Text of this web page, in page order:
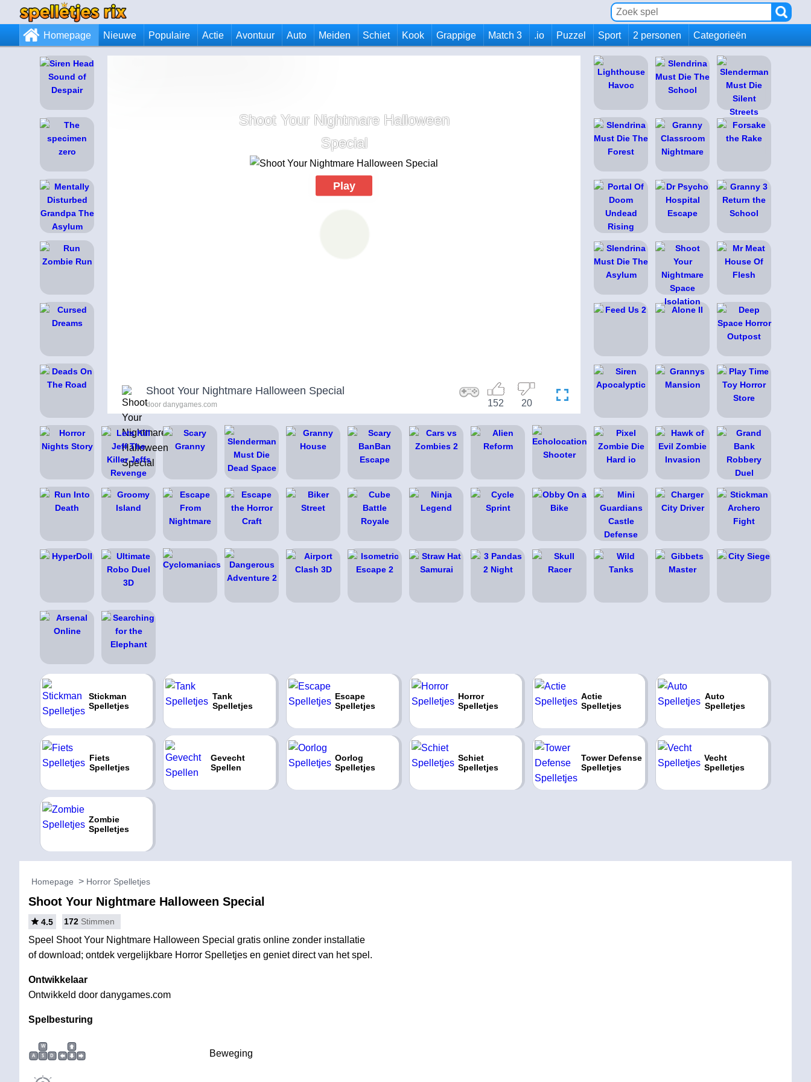
Homepage Nieuwe Populaire Actie Avontuur Auto Meiden Schiet Kook Grappige Match 3 .io Puzzel Sport 2 personen Categorieën
Shoot Your Nightmare Halloween
Special
Play
Shoot Your Nightmare Halloween Special
door danygames.com 20
152
Stickman
Spelletjes
Tank
Spelletjes
Escape
Spelletjes
Horror
Spelletjes
Actie
Spelletjes
Auto
Spelletjes
Fiets
Spelletjes
Gevecht
Spellen
Oorlog
Spelletjes
Schiet
Spelletjes
Tower Defense
Spelletjes
Vecht
Spelletjes
Zombie
Spelletjes
Homepage Horror Spelletjes
Shoot Your Nightmare Halloween Special
4.5 172 Stimmen
Speel Shoot Your Nightmare Halloween Special gratis online zonder installatie
of download; ontdek vergelijkbare Horror Spelletjes en geniet direct van het spel.
Ontwikkelaar
Ontwikkeld door danygames.com
Spelbesturing
W
A
S D Beweging